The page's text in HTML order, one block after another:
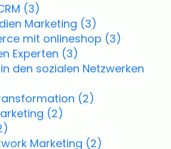
(3)
Marketing (3)
mit onlineshop (3)
Experten (3)
den sozialen Netzwerken
(2)
(2)
Marketing (2)